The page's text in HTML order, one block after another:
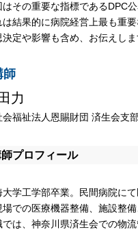
はその重要な指標であるDPC
は結果的に病院経営上最も重
決定や影響も含め、お伝えしま
師
力
会福祉法人恩賜財団 済生会支
プロフィール
大学工学部卒業。民間病院に
場での医療機器整備、施設整
では、神奈川県済生会での物